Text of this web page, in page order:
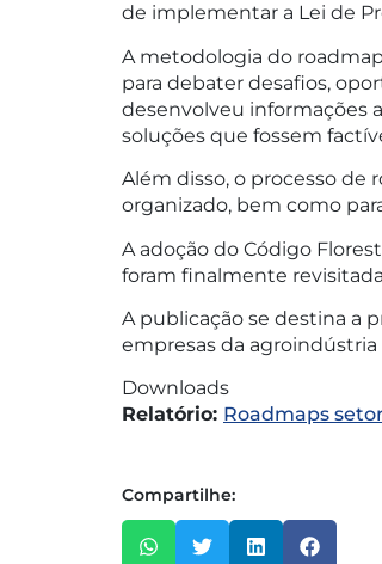
de implementar a Lei de
A metodologia do
para debater desafios,
desenvolveu informações
soluções que fossem
Além disso, o processo
organizado, bem como
A adoção do Código
foram finalmente
A publicação se destina a
empresas da
Downloads
Relatório: Roadmaps
Compartilhe: